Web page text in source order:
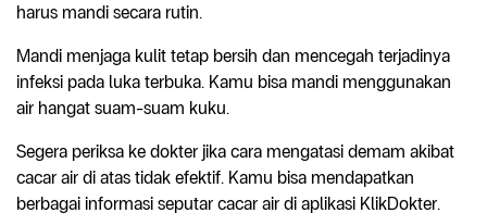
harus mandi secara rutin.
Mandi menjaga kulit tetap bersih dan mencegah terjadinya
infeksi pada luka terbuka. Kamu bisa mandi menggunakan
air hangat suam-suam kuku.
Segera periksa ke dokter jika cara mengatasi demam akibat
cacar air di atas tidak efektif. Kamu bisa mendapatkan
berbagai informasi seputar cacar air di aplikasi KlikDokter.